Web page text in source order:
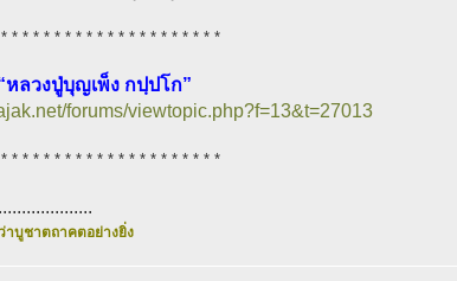
* * * * * * * * * * * * * * * * * * * *
ลวงปู่บุญเพ็ง กปฺปโก”
forums/viewtopic.php?f=13&t=27013
* * * * * * * * * * * * * * * * * * * *
าบูชาตถาคตอย่างยิ่ง